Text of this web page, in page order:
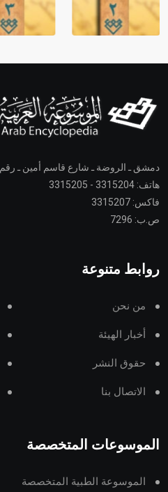
دمشق ـ الروضة ـ شارع قاسم أمين ـ رقم 39
هاتف: 3315204 - 3315205
فاكس: 3315207
ص.ب: 7296
روابط متنوعة
من نحن
أخبار الهيئة
حقوق النشر
الاتصال بنا
الموسوعات المتخصصة
الموسوعة الطبية المتخصصة